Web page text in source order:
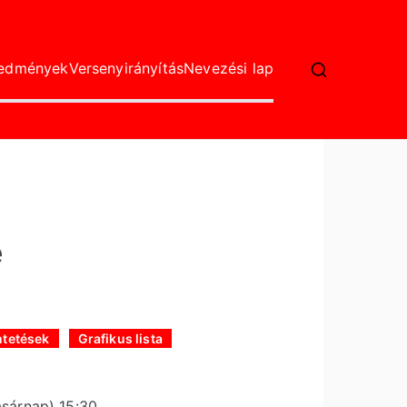
VersenyirányításNevezési lap
Grafikus lista